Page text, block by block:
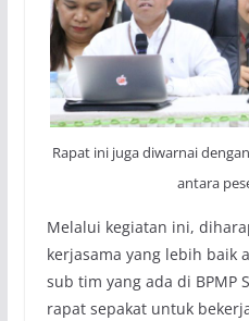
Rapat ini juga diwarnai
antara
Melalui kegiatan ini,
kerjasama yang lebih baik
sub tim yang ada di BPMP
rapat sepakat untuk